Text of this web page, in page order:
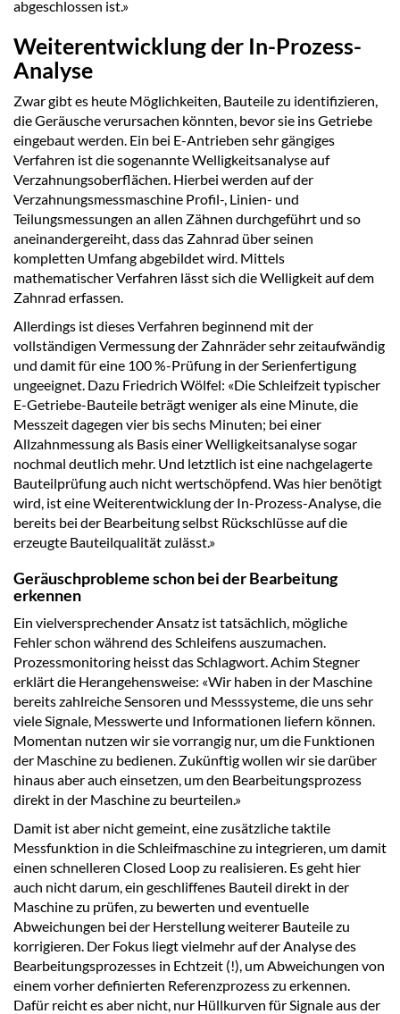
abgeschlossen ist.»
Weiterentwicklung der In-Prozess-
Analyse
Zwar gibt es heute Möglichkeiten, Bauteile zu identifizieren,
die Geräusche verursachen könnten, bevor sie ins Getriebe
eingebaut werden. Ein bei E-Antrieben sehr gängiges
Verfahren ist die sogenannte Welligkeitsanalyse auf
Verzahnungsoberflächen. Hierbei werden auf der
Verzahnungsmessmaschine Profil-, Linien- und
Teilungsmessungen an allen Zähnen durchgeführt und so
aneinandergereiht, dass das Zahnrad über seinen
kompletten Umfang abgebildet wird. Mittels
mathematischer Verfahren lässt sich die Welligkeit auf dem
Zahnrad erfassen.
Allerdings ist dieses Verfahren beginnend mit der
vollständigen Vermessung der Zahnräder sehr zeitaufwändig
und damit für eine 100 %-Prüfung in der Serienfertigung
ungeeignet. Dazu Friedrich Wölfel: «Die Schleifzeit typischer
E-Getriebe-Bauteile beträgt weniger als eine Minute, die
Messzeit dagegen vier bis sechs Minuten; bei einer
Allzahnmessung als Basis einer Welligkeitsanalyse sogar
nochmal deutlich mehr. Und letztlich ist eine nachgelagerte
Bauteilprüfung auch nicht wertschöpfend. Was hier benötigt
wird, ist eine Weiterentwicklung der In-Prozess-Analyse, die
bereits bei der Bearbeitung selbst Rückschlüsse auf die
erzeugte Bauteilqualität zulässt.»
Geräuschprobleme schon bei der Bearbeitung
erkennen
Ein vielversprechender Ansatz ist tatsächlich, mögliche
Fehler schon während des Schleifens auszumachen.
Prozessmonitoring heisst das Schlagwort. Achim Stegner
erklärt die Herangehensweise: «Wir haben in der Maschine
bereits zahlreiche Sensoren und Messsysteme, die uns sehr
viele Signale, Messwerte und Informationen liefern können.
Momentan nutzen wir sie vorrangig nur, um die Funktionen
der Maschine zu bedienen. Zukünftig wollen wir sie darüber
hinaus aber auch einsetzen, um den Bearbeitungsprozess
direkt in der Maschine zu beurteilen.»
Damit ist aber nicht gemeint, eine zusätzliche taktile
Messfunktion in die Schleifmaschine zu integrieren, um damit
einen schnelleren Closed Loop zu realisieren. Es geht hier
auch nicht darum, ein geschliffenes Bauteil direkt in der
Maschine zu prüfen, zu bewerten und eventuelle
Abweichungen bei der Herstellung weiterer Bauteile zu
korrigieren. Der Fokus liegt vielmehr auf der Analyse des
Bearbeitungsprozesses in Echtzeit (!), um Abweichungen von
einem vorher definierten Referenzprozess zu erkennen.
Dafür reicht es aber nicht, nur Hüllkurven für Signale aus der